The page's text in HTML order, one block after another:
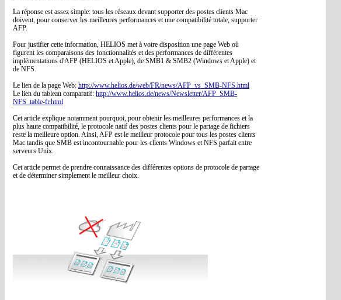
La réponse est assez simple: tous les réseaux devant supporter des postes clients Mac
doivent, pour conserver les meilleures performances et une compatibilité totale, supporter
AFP.
Pour justifier cette information, HELIOS met à votre disposition une page Web où
figurent les comparaisons des fonctionnalités et des performances de différentes
implémentations d'AFP (HELIOS et Apple), de SMB1 & SMB2 (Windows et Apple) et
de NFS.
Le lien de la page Web: http://www.helios.de/web/FR/news/AFP_vs_SMB-NFS.html
Le lien du tableau comparatif: http://www.helios.de/news/Newsletter/AFP_SMB-
NFS_table-fr.html
Cet article explique notamment pourquoi, pour obtenir les meilleures performances et la
plus haute compatibilité, le protocole natif des postes clients pour le partage de fichiers
reste la meilleure option. Ainsi, AFP est le meilleur protocole pour tous les postes clients
Mac tandis que SMB est incontournable pour les clients Windows et NFS parfait entre
serveurs Unix.
Cet article permet de prendre connaissance des différentes options de protocole de partage
et de déterminer simplement le meilleur choix.